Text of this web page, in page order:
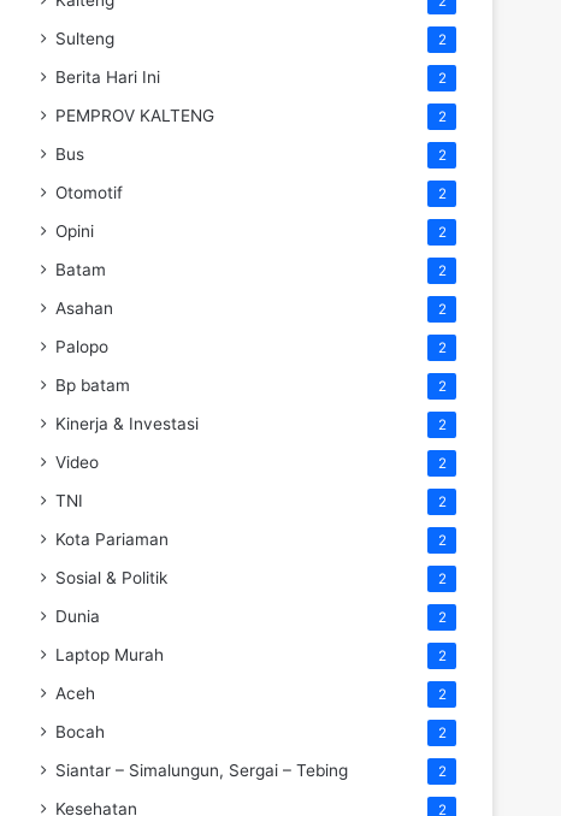
Sulteng 2
Berita Hari Ini 2
PEMPROV KALTENG 2
Bus 2
Otomotif 2
Opini 2
Batam 2
Asahan 2
Palopo 2
Bp batam 2
Kinerja & Investasi 2
Video 2
TNI 2
Kota Pariaman 2
Sosial & Politik 2
Dunia 2
Laptop Murah 2
Aceh 2
Bocah 2
Siantar – Simalungun, Sergai – Tebing 2
Kesehatan 2